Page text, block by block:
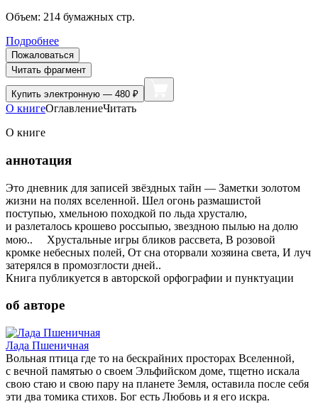
Объем: 214 бумажных стр.
Подробнее
Пожаловаться
Читать фрагмент
Купить электронную — 480 ₽
О книгеОглавлениеЧитать
О книге
аннотация
Это дневник для записей звёздных тайн — Заметки золотом
жизни на полях вселенной. Шел огонь размашистой
поступью, хмельною походкой по льда хрусталю,
и разлеталось крошево россыпью, звездною пылью на долю
мою.. ⠀ Хрустальные игры бликов рассвета, В розовой
кромке небесных полей, От сна оторвали хозяина света, И луч
затерялся в промозглости дней..
Книга публикуется в авторской орфографии и пунктуации
об авторе
Лада Пшеничная
Вольная птица где то на бескрайних просторах Вселенной,
с вечной памятью о своем Эльфийском доме, тщетно искала
свою стаю и свою пару на планете Земля, оставила после себя
эти два томика стихов. Бог есть Любовь и я его искра.